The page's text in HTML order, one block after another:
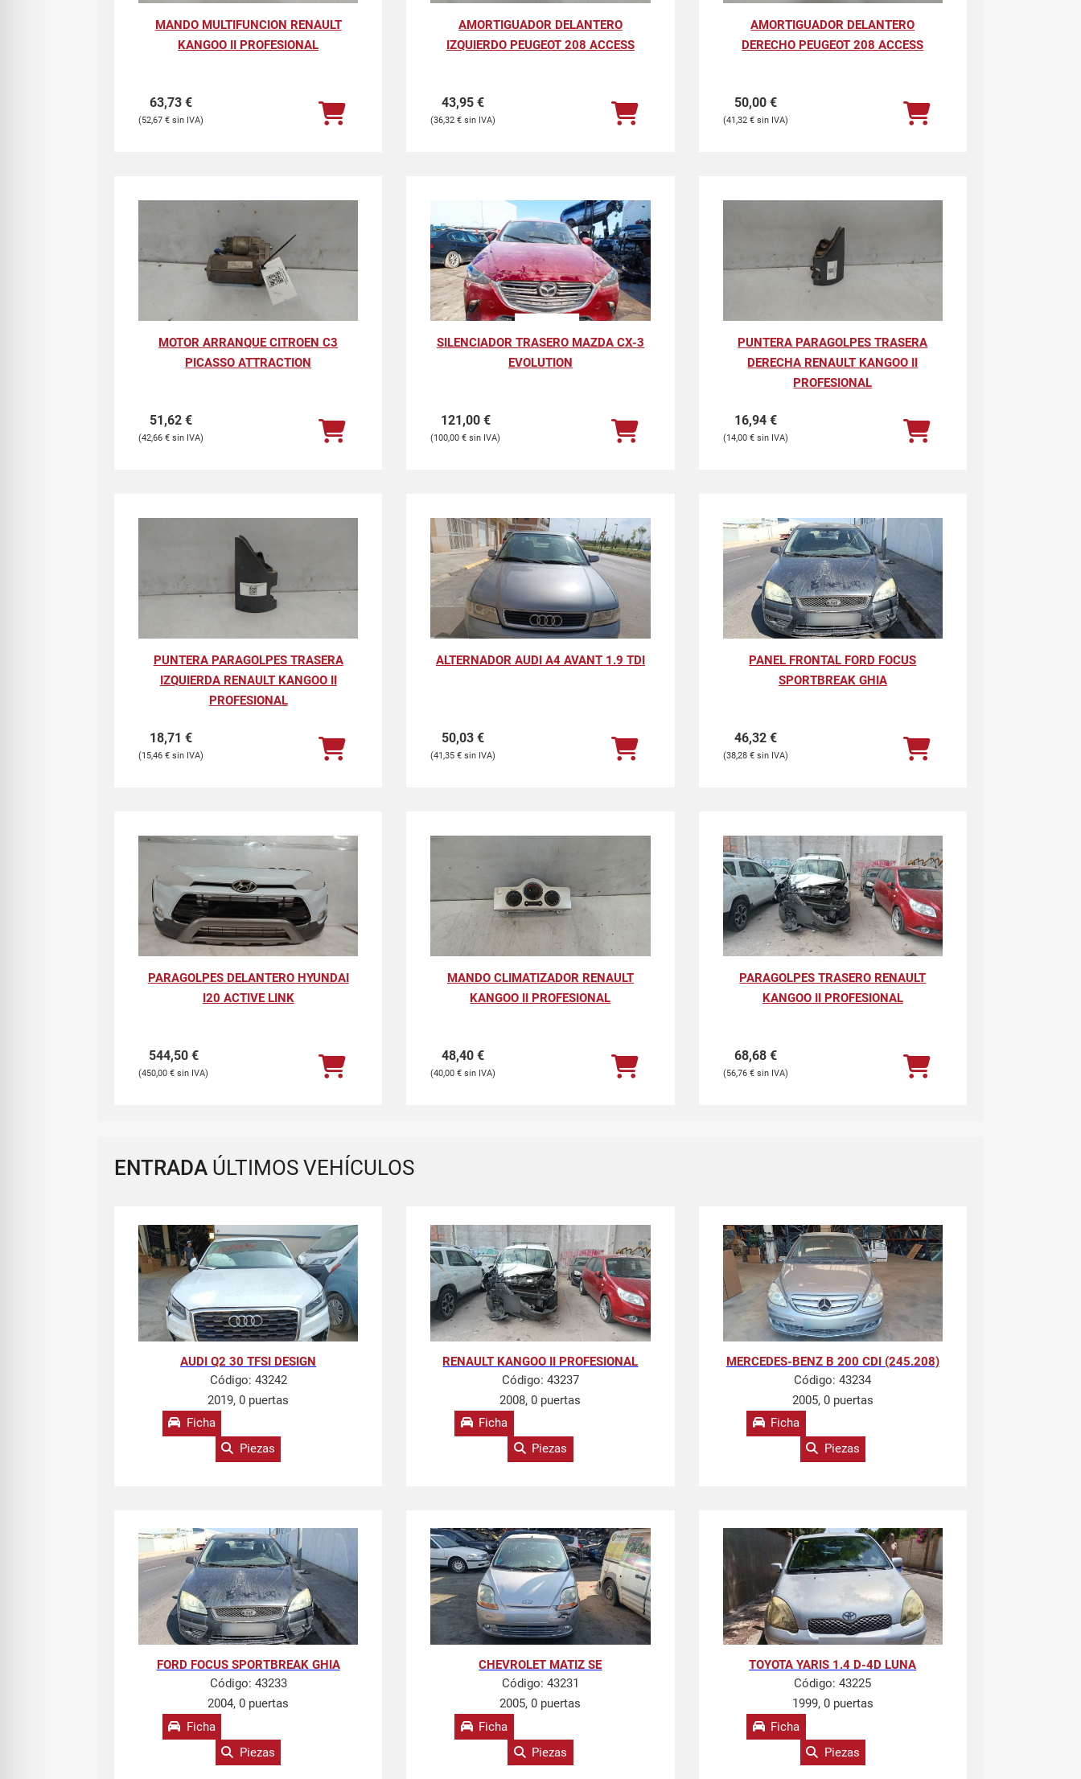
MANDO MULTIFUNCION RENAULT
KANGOO II PROFESIONAL
63,73 €
52,67 €
AMORTIGUADOR DELANTERO
IZQUIERDO PEUGEOT 208 ACCESS
43,95€
36,32€
AMORTIGUADOR DELANTERO
DERECHO PEUGEOT 208 ACCESS
50,00 €
41,32 €
MOTOR ARRANQUE CITROEN C3
PICASSO ATTRACTION
51,62 €
42,66 €
SILENCIADOR TRASERO MAZDA CX-3
EVOLUTION
121,00 €
100,00€
PUNTERA PARAGOLPES TRASERA
DERECHA RENAULT KANGOO II
PROFESIONAL
16,94 €
14,00 €
PUNTERA PARAGOLPES TRASERA
IZQUIERDA RENAULT KANGOO II
PROFESIONAL
18,71 €
15,46 €
ALTERNADOR AUDI A4 AVANT 1.9 TDI
50,03€
41,35€
PANEL FRONTAL FORD FOCUS
SPORTBREAK GHIA
46,32 €
38,28 €
PARAGOLPES DELANTERO HYUNDAI
I20 ACTIVE LINK
544,50 €
450,00 €
MANDO CLIMATIZADOR RENAULT
KANGOO II PROFESIONAL
48,40€
40,00€
PARAGOLPES TRASERO RENAULT
KANGOO II PROFESIONAL
68,68 €
56,76 €
ENTRADA ÚLTIMOS VEHÍCULOS
AUDI Q2 30 TFSI DESIGN
Código: 43242
2019, 0 puertas
Ficha
Piezas
RENAULT KANGOO II PROFESIONAL
Código: 43237
2008, 0 puertas
Ficha
Piezas
MERCEDES-BENZ B 200 CDI (245.208)
Código:43234
2005, 0 puertas
Ficha
Piezas
FORD FOCUS SPORTBREAK GHIA
Código: 43233
2004, 0 puertas
Ficha
Piezas
CHEVROLET MATIZ SE
Código: 43231
2005, 0 puertas
Ficha
Piezas
TOYOTA YARIS 1.4 D-4D LUNA
Código:43225
1999, 0 puertas
Ficha
Piezas